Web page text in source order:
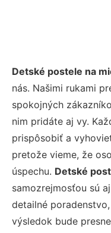
Detské postele na
nás. Našimi rukami
spokojných
nim pridáte aj vy.
prispôsobiť a
pretože vieme, že
úspechu. Detské
samozrejmosťou sú
detailné
výsledok bude